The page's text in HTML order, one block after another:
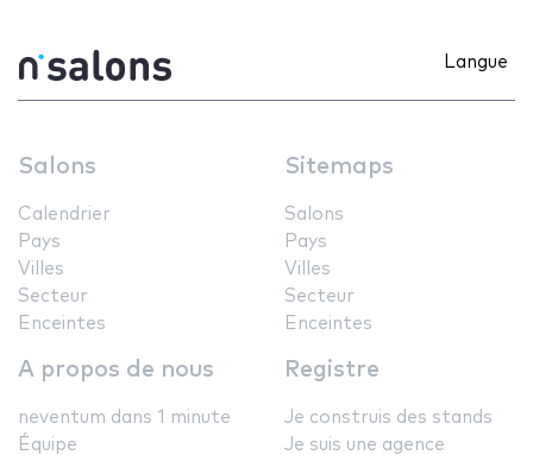
Langue
Salons
Calendrier
Pays
Villes
Secteur
Enceintes
Sitemaps
Salons
Pays
Villes
Secteur
Enceintes
A propos de nous
neventum dans 1 minute
Équipe
Registre
Je construis des stands
Je suis une agence